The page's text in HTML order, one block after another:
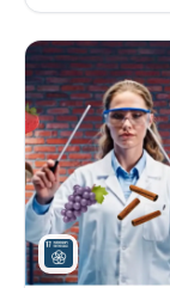
katkı sağladı.